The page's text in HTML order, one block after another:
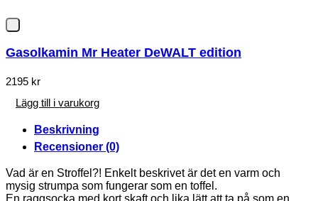
Gasolkamin Mr Heater DeWALT edition
2195 kr
Lägg till i varukorg
Beskrivning
Recensioner (0)
Vad är en Stroffel?! Enkelt beskrivet är det en varm och
mysig strumpa som fungerar som en toffel.
En raggsocka med kort skaft och lika lätt att ta på som en